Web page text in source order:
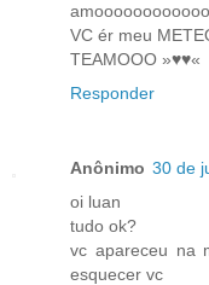
VC ér meu
TEAMOOO »♥♥«
Responder
Anônimo 30 de
oi luan
tudo ok?
vc apareceu na
esquecer vc